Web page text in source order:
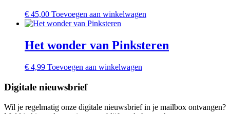
€ 45,00 Toevoegen aan winkelwagen
Het wonder van Pinksteren
€ 4,99 Toevoegen aan winkelwagen
Digitale nieuwsbrief
Wil je regelmatig onze digitale nieuwsbrief in je mailbox ontvangen?